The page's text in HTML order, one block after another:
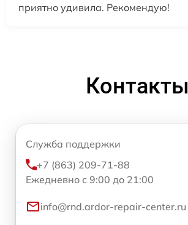
приятно удивила. Рекомендую!
Контакты
Служба поддержки
+7 (863) 209-71-88
Ежедневно с 9:00 до 21:00
info@rnd.ardor-repair-center.ru